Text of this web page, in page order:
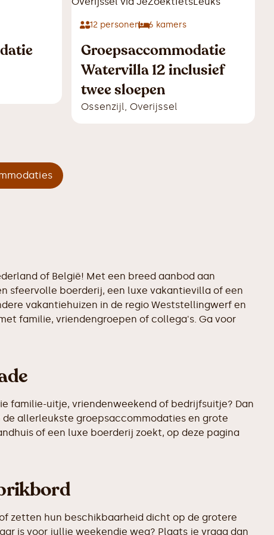
12 personen 6 kamers
Groepsaccommodatie
Watervilla 12 inclusief
twee sloepen
Ossenzijl, Overijssel
of België! Met een breed aanbod aan
sfeervolle boerderij, een luxe vakantievilla of een
vakantiehuizen in de regio Weststellingwerf en
familie, vriendengroepen of collega's. Ga voor
familie-uitje, vriendenweekend of bedrijfsuitje? Dan
allerleukste groepsaccommodaties en grote
of een luxe boerderij zoekt, op deze pagina
zetten hun beschikbaarheid dicht op de grotere
is voor jullie weekendje weg? Plaats je vraag dan